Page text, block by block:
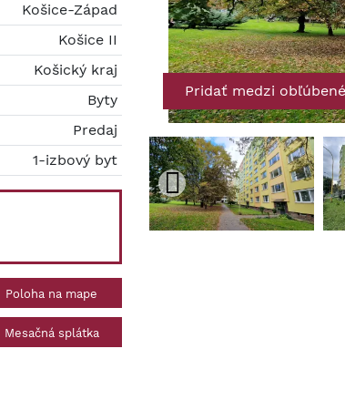
Košice-Západ
Košice II
Košický kraj
Byty
Predaj
1-izbový byt
Poloha na mape
Mesačná splátka
Pridať medzi obľúbené